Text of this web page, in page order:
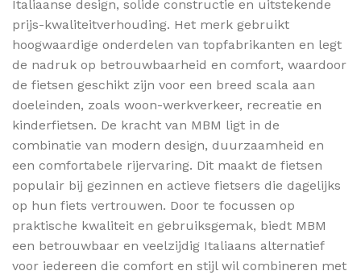
Italiaanse design, solide constructie en uitstekende
prijs-kwaliteitverhouding. Het merk gebruikt
hoogwaardige onderdelen van topfabrikanten en legt
de nadruk op betrouwbaarheid en comfort, waardoor
de fietsen geschikt zijn voor een breed scala aan
doeleinden, zoals woon-werkverkeer, recreatie en
kinderfietsen. De kracht van MBM ligt in de
combinatie van modern design, duurzaamheid en
een comfortabele rijervaring. Dit maakt de fietsen
populair bij gezinnen en actieve fietsers die dagelijks
op hun fiets vertrouwen. Door te focussen op
praktische kwaliteit en gebruiksgemak, biedt MBM
een betrouwbaar en veelzijdig Italiaans alternatief
voor iedereen die comfort en stijl wil combineren met